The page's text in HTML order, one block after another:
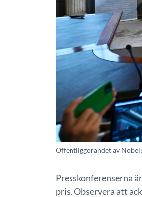
Offentliggörandet av
Presskonferenserna
pris. Observera att